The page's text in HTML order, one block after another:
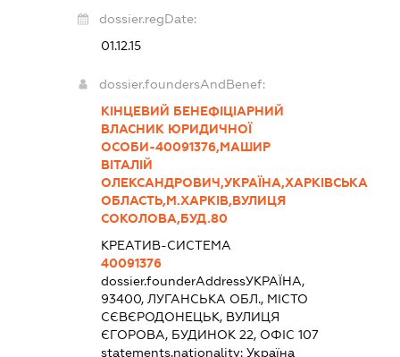
dossier.regDate:
01.12.15
dossier.foundersAndBenef:
КІНЦЕВИЙ БЕНЕФІЦІАРНИЙ
ВЛАСНИК ЮРИДИЧНОЇ
ОСОБИ-40091376,МАШИР
ВІТАЛІЙ
ОЛЕКСАНДРОВИЧ,УКРАЇНА,ХАРКІВСЬКА
ОБЛАСТЬ,М.ХАРКІВ,ВУЛИЦЯ
СОКОЛОВА,БУД.80
КРЕАТИВ-СИСТЕМА
40091376
dossier.founderAddressУКРАЇНА,
93400, ЛУГАНСЬКА ОБЛ., МІСТО
СЄВЄРОДОНЕЦЬК, ВУЛИЦЯ
ЄГОРОВА, БУДИНОК 22, ОФІС 107
statements.nationality: Україна